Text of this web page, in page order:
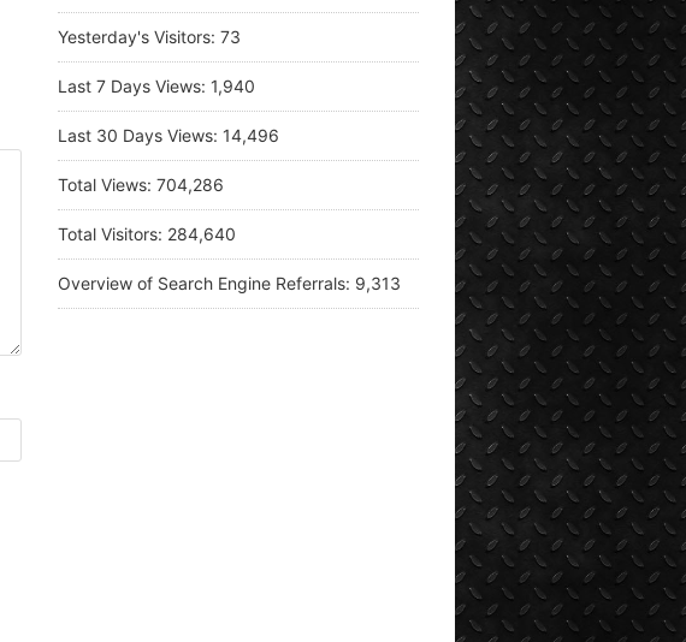
Yesterday's Visitors: 73
Last 7 Days Views: 1,940
Last 30 Days Views: 14,496
Total Views: 704,286
Total Visitors: 284,640
Overview of Search Engine Referrals: 9,313